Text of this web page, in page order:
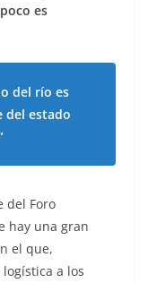
es
del río es
del estado
del Foro
hay una gran
el que,
a los